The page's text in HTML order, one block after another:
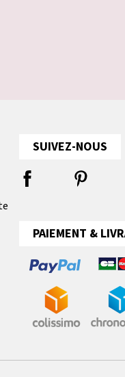
SUIVEZ-NOUS
PAIEMENT &